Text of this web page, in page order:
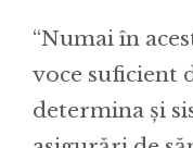
“Numai în
voce suficient
determina și